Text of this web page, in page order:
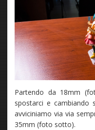
Partendo da 18mm
spostarci e cambiando
avviciniamo via via
35mm (foto sotto).